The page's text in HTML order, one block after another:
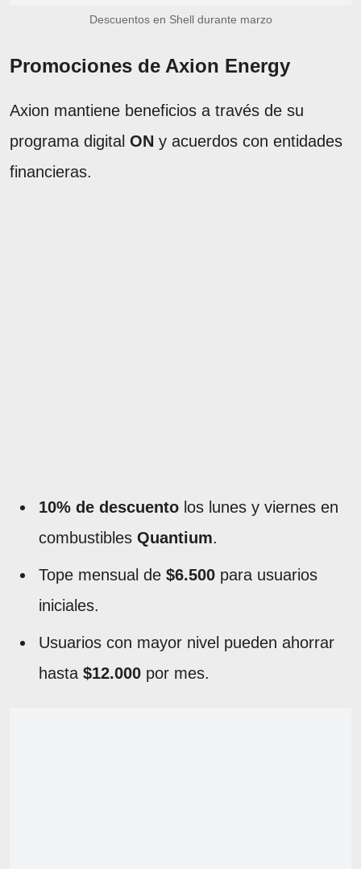
Descuentos en Shell durante marzo
Promociones de Axion Energy
Axion mantiene beneficios a través de su
programa digital ON y acuerdos con entidades
financieras.
10% de descuento los lunes y viernes en
combustibles Quantium.
Tope mensual de $6.500 para usuarios
iniciales.
Usuarios con mayor nivel pueden ahorrar
hasta $12.000 por mes.